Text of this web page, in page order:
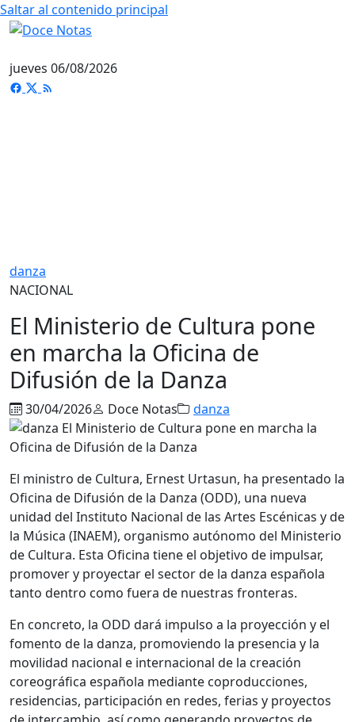
Saltar al contenido principal
jueves 06/08/2026
danza
NACIONAL
El Ministerio de Cultura pone
en marcha la Oficina de
Difusión de la Danza
30/04/2026 Doce Notas danza
El ministro de Cultura, Ernest Urtasun, ha presentado la
Oficina de Difusión de la Danza (ODD), una nueva
unidad del Instituto Nacional de las Artes Escénicas y de
la Música (INAEM), organismo autónomo del Ministerio
de Cultura. Esta Oficina tiene el objetivo de impulsar,
promover y proyectar el sector de la danza española
tanto dentro como fuera de nuestras fronteras.
En concreto, la ODD dará impulso a la proyección y el
fomento de la danza, promoviendo la presencia y la
movilidad nacional e internacional de la creación
coreográfica española mediante coproducciones,
residencias, participación en redes, ferias y proyectos